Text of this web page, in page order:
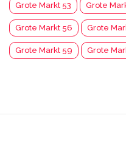
Grote Markt 53 Grote
Grote Markt 56 Grote
Grote Markt 59 Grote